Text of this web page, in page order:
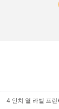
4 인치 열 라벨 프린